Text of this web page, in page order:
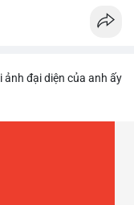
đại diện của anh ấy